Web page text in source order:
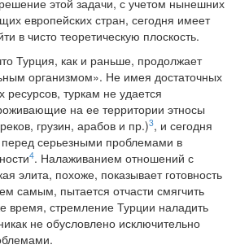
этой задачи, с учетом нынешних
европейских стран, сегодня имеет
в чисто теоретическую плоскость.
Турция, как и раньше, продолжает
организмом». Не имея достаточных
ресурсов, туркам не удается
на ее территории этносы
грузин, арабов и пр.)3, и сегодня
перед серьезными проблемами в
4. Налаживанием отношений с
элита, похоже, показывает готовность
самым, пытается отчасти смягчить
время, стремление Турции наладить
не обусловлено исключительно